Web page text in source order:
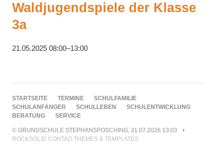
Waldjugendspiele der Klasse
3a
21.05.2025 08:00–13:00
NAVIGATION
ÜBERSPRINGEN
STARTSEITE TERMINE
SCHULFAMILIE
SCHULANFÄNGER
SCHULLEBEN
SCHULENTWICKLUNG
BERATUNG
SERVICE
© GRUNDSCHULE STEPHANSPOSCHING, 31.07.2026 13:03
ROCKSOLID CONTAO THEMES & TEMPLATES